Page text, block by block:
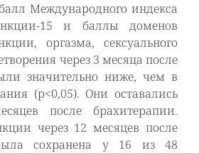
Международного индекса
15 и баллы доменов
оргазма, сексуального
через 3 месяца после
значительно ниже, чем в
(р<0,05). Они оставались
после брахитерапии.
через 12 месяцев после
сохранена у 16 из 48